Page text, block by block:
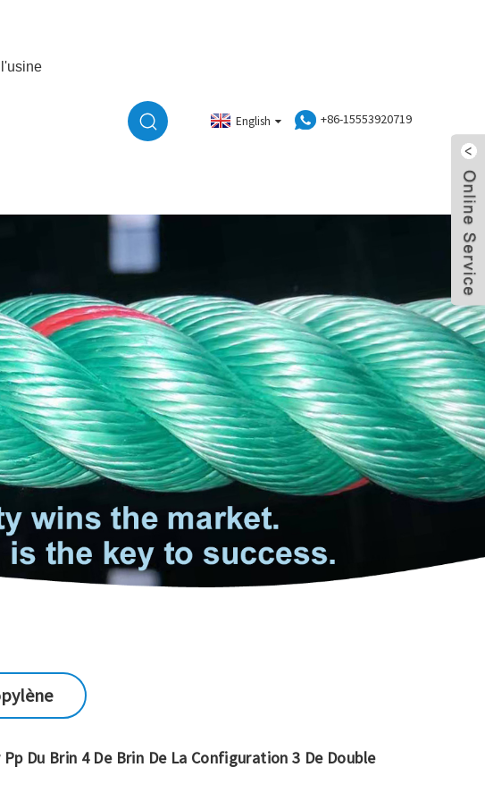
English +86-15553920719
Du Brin 4 De Brin De La Configuration 3 De Double